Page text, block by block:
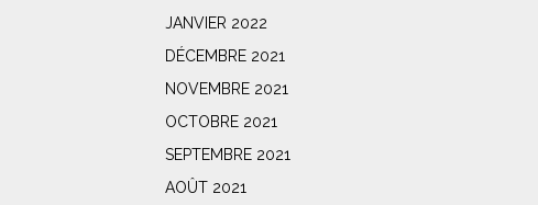
JANVIER 2022
DÉCEMBRE 2021
NOVEMBRE 2021
OCTOBRE 2021
SEPTEMBRE 2021
AOÛT 2021